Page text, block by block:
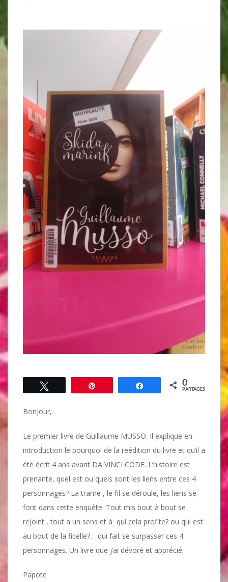
Partagez 0
PARTAGES
Bonjour,
Le premier livre de Guillaume MUSSO. Il explique en
introduction le pourquoi de la reédition du livre et qu’il a
été écrit 4 ans avant DA VINCI CODE. L’histoire est
prenante, quel est ou quels sont les liens entre ces 4
personnages? La trame , le fil se déroule, les liens se
font dans cette enquête. Tout mis bout à bout se
rejoint , tout a un sens et à qui cela profite? ou qui est
au bout de la ficelle?… qui fait se surpasser ces 4
personnages. Un livre que j’ai dévoré et apprécié.
Papote